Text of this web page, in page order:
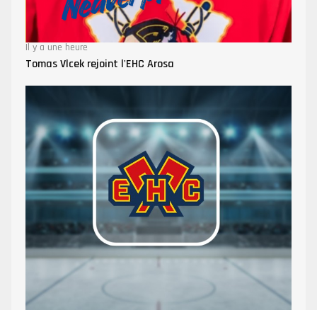
Il y a une heure
Tomas Vlcek rejoint l'EHC Arosa